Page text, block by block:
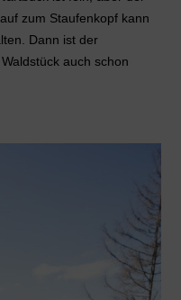
zum Staufenkopf kann
Dann ist der
auch schon